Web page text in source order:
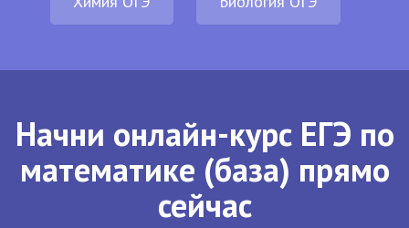
Начни онлайн-курс ЕГЭ по
математике (база) прямо
сейчас